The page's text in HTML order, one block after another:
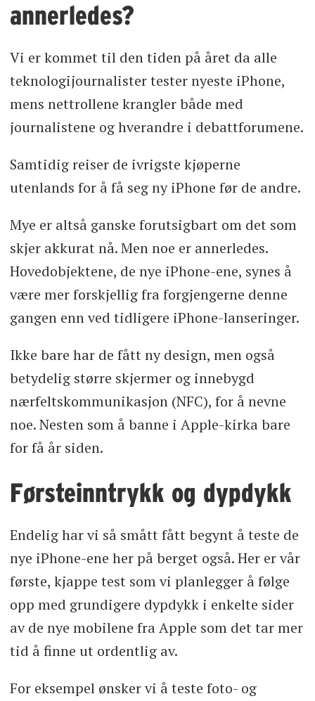
annerledes?
Vi er kommet til den tiden på året da alle
teknologijournalister tester nyeste iPhone,
mens nettrollene krangler både med
journalistene og hverandre i debattforumene.
Samtidig reiser de ivrigste kjøperne
utenlands for å få seg ny iPhone før de andre.
Mye er altså ganske forutsigbart om det som
skjer akkurat nå. Men noe er annerledes.
Hovedobjektene, de nye iPhone-ene, synes å
være mer forskjellig fra forgjengerne denne
gangen enn ved tidligere iPhone-lanseringer.
Ikke bare har de fått ny design, men også
betydelig større skjermer og innebygd
nærfeltskommunikasjon (NFC), for å nevne
noe. Nesten som å banne i Apple-kirka bare
for få år siden.
Førsteinntrykk og dypdykk
Endelig har vi så smått fått begynt å teste de
nye iPhone-ene her på berget også. Her er vår
første, kjappe test som vi planlegger å følge
opp med grundigere dypdykk i enkelte sider
av de nye mobilene fra Apple som det tar mer
tid å finne ut ordentlig av.
For eksempel ønsker vi å teste foto- og